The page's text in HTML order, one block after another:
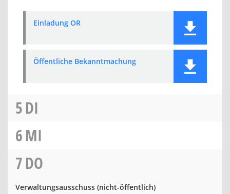
Einladung OR
Öffentliche Bekanntmachung
5DI
6MI
7DO
Verwaltungsausschuss (nicht-öffentlich)